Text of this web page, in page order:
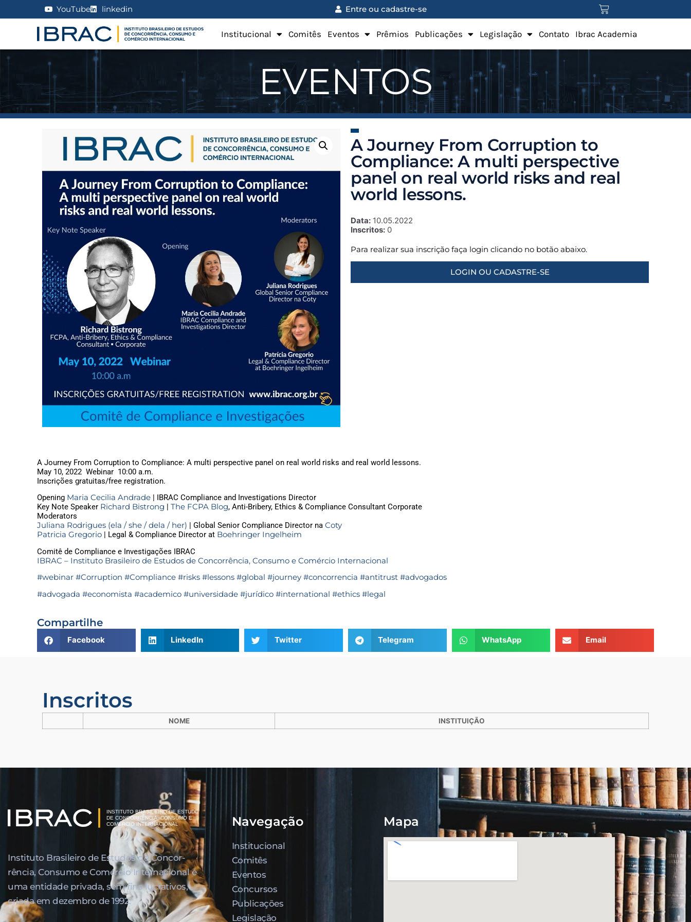
YouTube linkedin Entre ou cadastre-se
Institucional Comitês Eventos Prêmios Publicações Legislação Contato Ibrac Academia
EVENTOS
A Journey From Corruption to
Compliance: A multi perspective
panel on real world risks and real
world lessons.
Data: 10.05.2022
Inscritos: 0
Para realizar sua inscrição faça login clicando no botão abaixo.
LOGIN OU CADASTRE-SE
A Journey From Corruption to Compliance: A multi perspective panel on real world risks and real world lessons.
May 10, 2022 Webinar 10:00 a.m.
Inscrições gratuitas/free registration.
Opening Maria Cecilia Andrade | IBRAC Compliance and Investigations Director
Key Note Speaker Richard Bistrong The FCPA Blog, Anti-Bribery, Ethics & Compliance Consultant Corporate
Moderators
Juliana Rodrigues (ela / she / dela / her) | Global Senior Compliance Director na Coty
Patricia Gregorio | Legal & Compliance Director at Boehringer Ingelheim
Comitê de Compliance e Investigações IBRAC
IBRAC – Instituto Brasileiro de Estudos de Concorrência, Consumo e Comércio Internacional
#webinar #Corruption #Compliance #risks #lessons #global #journey #concorrencia #antitrust #advogados
#advogada #economista #academico #universidade #jurídico #international #ethics #legal
Compartilhe
Facebook LinkedIn Twitter Telegram WhatsApp Email
Inscritos
NOME INSTITUIÇÃO
Instituto Brasileiro de Estudos de Concor­
rência, Consumo e Comércio Internacional é
uma entidade privada, sem fins lucrativos,
criada em dezembro de 1992.
Navegação
Institucional
Comitês
Eventos
Concursos
Publicações
Legislação
Mapa